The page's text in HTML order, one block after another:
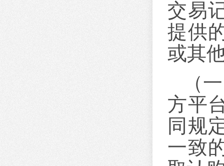
交易
提供
或其
（
方平
同规
一致